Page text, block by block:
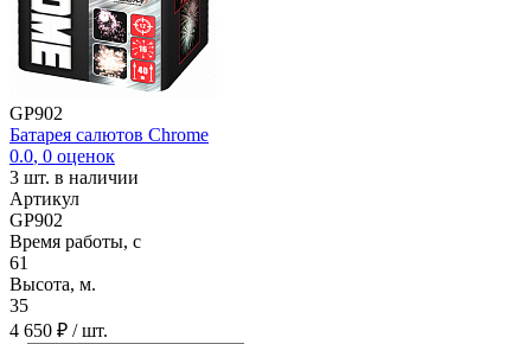
GP902
Батарея салютов Chrome
0.0, 0 оценок
3 шт. в наличии
Артикул
GP902
Время работы, с
61
Высота, м.
35
4 650 ₽ / шт.